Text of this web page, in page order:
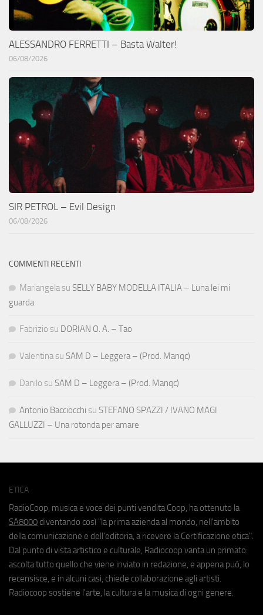
ALESSANDRO FERRETTI – Basta Walter!
06/08/2026
SIR PETROL – Evil Design
06/08/2026
COMMENTI RECENTI
Mariangela su SELLY BABY MODELLA ITALIA – Luna lei mi
guarda
Fabrizio su DORIAN O. A. – Tao
Valentina su SAM D – Leggera – (Prod. Manqc)
Danilo su SAM D – Leggera – (Prod. Manqc)
Antonio Bacciocchi su STEFANO SPAZZI / IVANO MAGI
GALLUZZI – Una rotonda per amare
ETICA
RadioCoop, musica e voce dei punti vendita Coop, ha ottenuto la
SA8000 diventando così "la prima azienda al mondo, nell'ambito
della comunicazione e dell'editoria, a ricevere la Certificazione etica".
Dal punto di vista artistico e culturale, Radiocoop vanta un primato:
ascolta tutto quello che viene inviato in redazione, e appena può, lo
recensisce, e in alcuni casi, chiede collaborazione agli artisti.
Radiocoop sostiene l'arte, la cultura e la musica di ogni genere.